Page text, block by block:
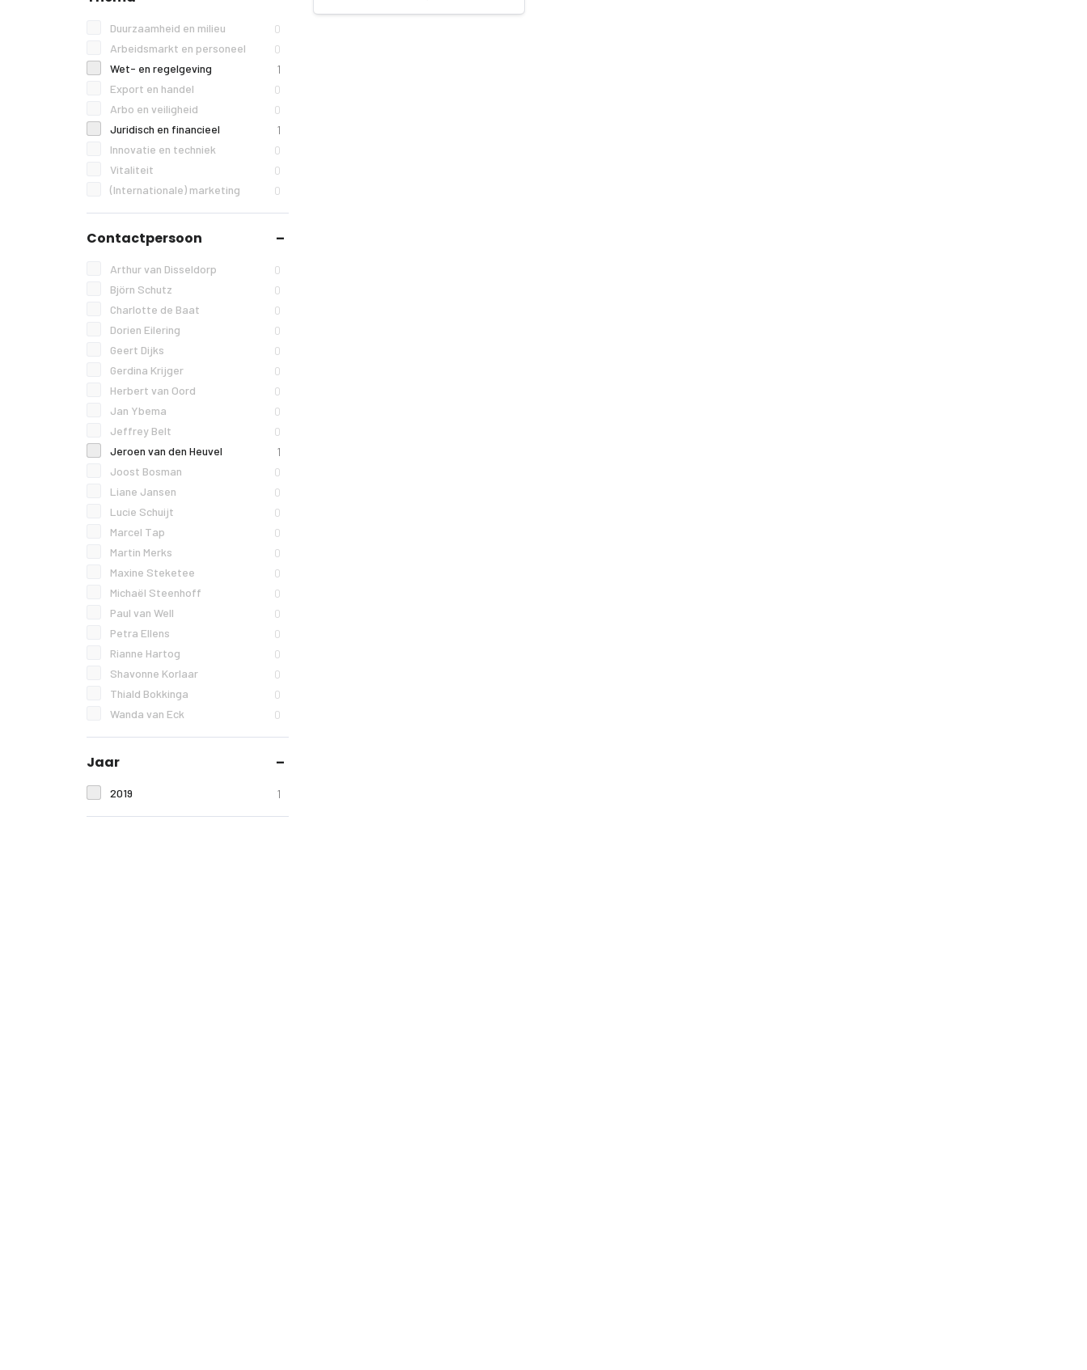
Duurzaamheid en milieu 0
Arbeidsmarkt en personeel 0
Wet- en regelgeving 1
Export en handel 0
Arbo en veiligheid 0
Juridisch en financieel 1
Innovatie en techniek 0
Vitaliteit 0
(Internationale) marketing 0
Contactpersoon
Arthur van Disseldorp 0
Björn Schutz 0
Charlotte de Baat 0
Dorien Eilering 0
Geert Dijks 0
Gerdina Krijger 0
Herbert van Oord 0
Jan Ybema 0
Jeffrey Belt 0
Jeroen van den Heuvel 1
Joost Bosman 0
Liane Jansen 0
Lucie Schuijt 0
Marcel Tap 0
Martin Merks 0
Maxine Steketee 0
Michaël Steenhoff 0
Paul van Well 0
Petra Ellens 0
Rianne Hartog 0
Shavonne Korlaar 0
Thiald Bokkinga 0
Wanda van Eck 0
Jaar
2019 1